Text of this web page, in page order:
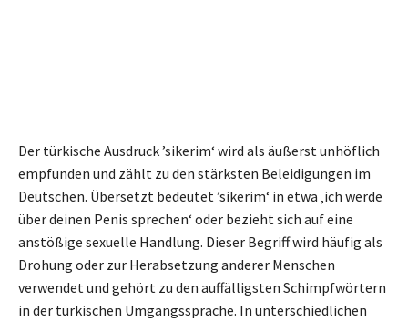
Der türkische Ausdruck ’sikerim‘ wird als äußerst unhöflich
empfunden und zählt zu den stärksten Beleidigungen im
Deutschen. Übersetzt bedeutet ’sikerim‘ in etwa ‚ich werde
über deinen Penis sprechen‘ oder bezieht sich auf eine
anstößige sexuelle Handlung. Dieser Begriff wird häufig als
Drohung oder zur Herabsetzung anderer Menschen
verwendet und gehört zu den auffälligsten Schimpfwörtern
in der türkischen Umgangssprache. In unterschiedlichen